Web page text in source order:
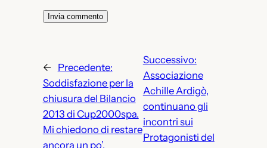
←
Precedente:
Soddisfazione per la
chiusura del Bilancio
2013 di Cup2000spa.
Mi chiedono di restare
ancora un po’.
Successivo:
Associazione
Achille Ardigò,
continuano gli
incontri sui
Protagonisti del